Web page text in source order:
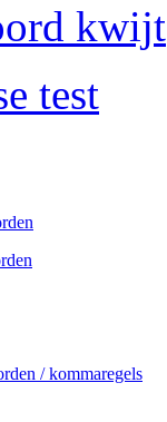
kwijt
test
/ kommaregels